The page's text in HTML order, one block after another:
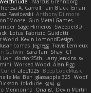
Marcus Grennborg
A. Carroll Iain Black Einarr
Pawłowski Anthony Dilmore
Gun Metal Games
Sage Himeros Sweeper3D
Lotus Fabrizio Guidotti
World Kevin LomondDesign
tomas Jegregg Travis Lemieux
Gutwin Sara Tarr Shay CT
Loh doctor25th Larry Jenkins sv
Worked Wood Alan Figg
alec1025
BeepCodeMusic
Ma Ben glassapple 325 Woof
idkdude 성익 김
Mennonna Onalist Devin Martin